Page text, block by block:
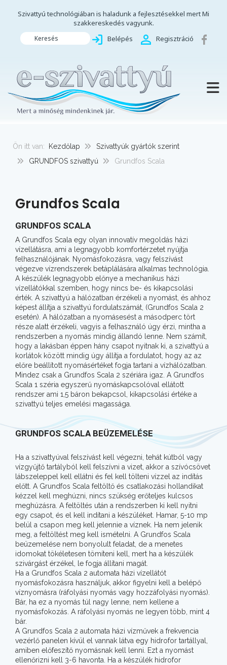
Szivattyú technológiában is haladunk a fejlesztésekkel mert Mi
szakkereskedés vagyunk.
Keresés Belépés Regisztráció
Ön itt van: Kezdőlap
Szivattyúk gyártók szerint
GRUNDFOS szivattyú
Grundfos Scala
Grundfos Scala
GRUNDFOS SCALA
A Grundfos Scala egy olyan innovatív megoldás házi
vízellátásra, ami a legnagyobb komfortérzetet nyújtja
felhasználójának. Nyomásfokozásra, vagy felszívást
végezve vízrendszerek betáplálására alkalmas technológia.
A készülék legnagyobb előnye a mechanikus házi
vízellátókkal szemben, hogy nincs be- és kikapcsolási
érték. A szivattyú a hálózatban érzékeli a nyomást, és ahhoz
képest állítja a szivattyú fordulatszámát, (Grundfos Scala 2
esetén). A hálózatban a nyomásesést a másodperc tört
része alatt érzékeli, vagyis a felhasználó úgy érzi, mintha a
rendszerben a nyomás mindig állandó lenne. Nem számít,
hogy a lakásban éppen hány csapot nyitnak ki, a szivattyú a
korlátok között mindig úgy állítja a fordulatot, hogy az az
előre beállított nyomásértéket fogja tartani a vízhálózatban.
Mindez csak a Grundfos Scala 2 szériára igaz. A Grundfos
Scala 1 széria egyszerű nyomáskapcsolóval ellátott
rendszer ami 1,5 báron bekapcsol, kikapcsolási értéke a
szivattyú teljes emelési magassága.
GRUNDFOS SCALA BEÜZEMELÉSE
Ha a szivattyúval felszívást kell végezni, tehát kútból vagy
vízgyűjtő tartályból kell felszívni a vizet, akkor a szívócsövet
lábszeleppel kell ellátni és fel kell tölteni vízzel az indítás
előtt. A Grundfos Scala feltöltő és csatlakozási hollandikat
kézzel kell meghúzni, nincs szükség erőteljes kulcsos
meghúzásra. A feltöltés után a rendszerben ki kell nyitni
egy csapot, és el kell indítani a készüléket. Hamar, 5-10 mp
belül a csapon meg kell jelennie a víznek. Ha nem jelenik
meg, a feltöltést meg kell ismételni. A Grundfos Scala
beüzemelése nem bonyolult feladat, de a menetes
idomokat tökéletesen tömíteni kell, mert ha a készülék
szivárgást érzékel, le fogja állítani magát.
Ha a Grundfos Scala 2 automata házi vízellátót
nyomásfokozásra használjuk, akkor figyelni kell a belépő
víznyomásra (ráfolyási nyomás vagy hozzáfolyási nyomás).
Bár, ha ez a nyomás túl nagy lenne, nem kellene a
nyomásfokozás. A ráfolyási nyomás ne legyen több, mint 4
bár.
A Grundfos Scala 2 automata házi vízművek a frekvencia
vezérlő panelen kívül el vannak látva egy hidrofor tartállyal,
amiben előfeszítő nyomásnak kell lenni. Ezt a nyomást
ellenőrizni kell 3-6 havonta. Ha a készülék hidrofor